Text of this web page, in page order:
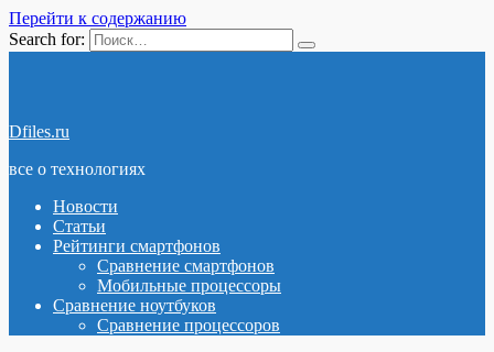
Перейти к содержанию
Search for:
Dfiles.ru
все о технологиях
Новости
Статьи
Рейтинги смартфонов
Сравнение смартфонов
Мобильные процессоры
Сравнение ноутбуков
Сравнение процессоров